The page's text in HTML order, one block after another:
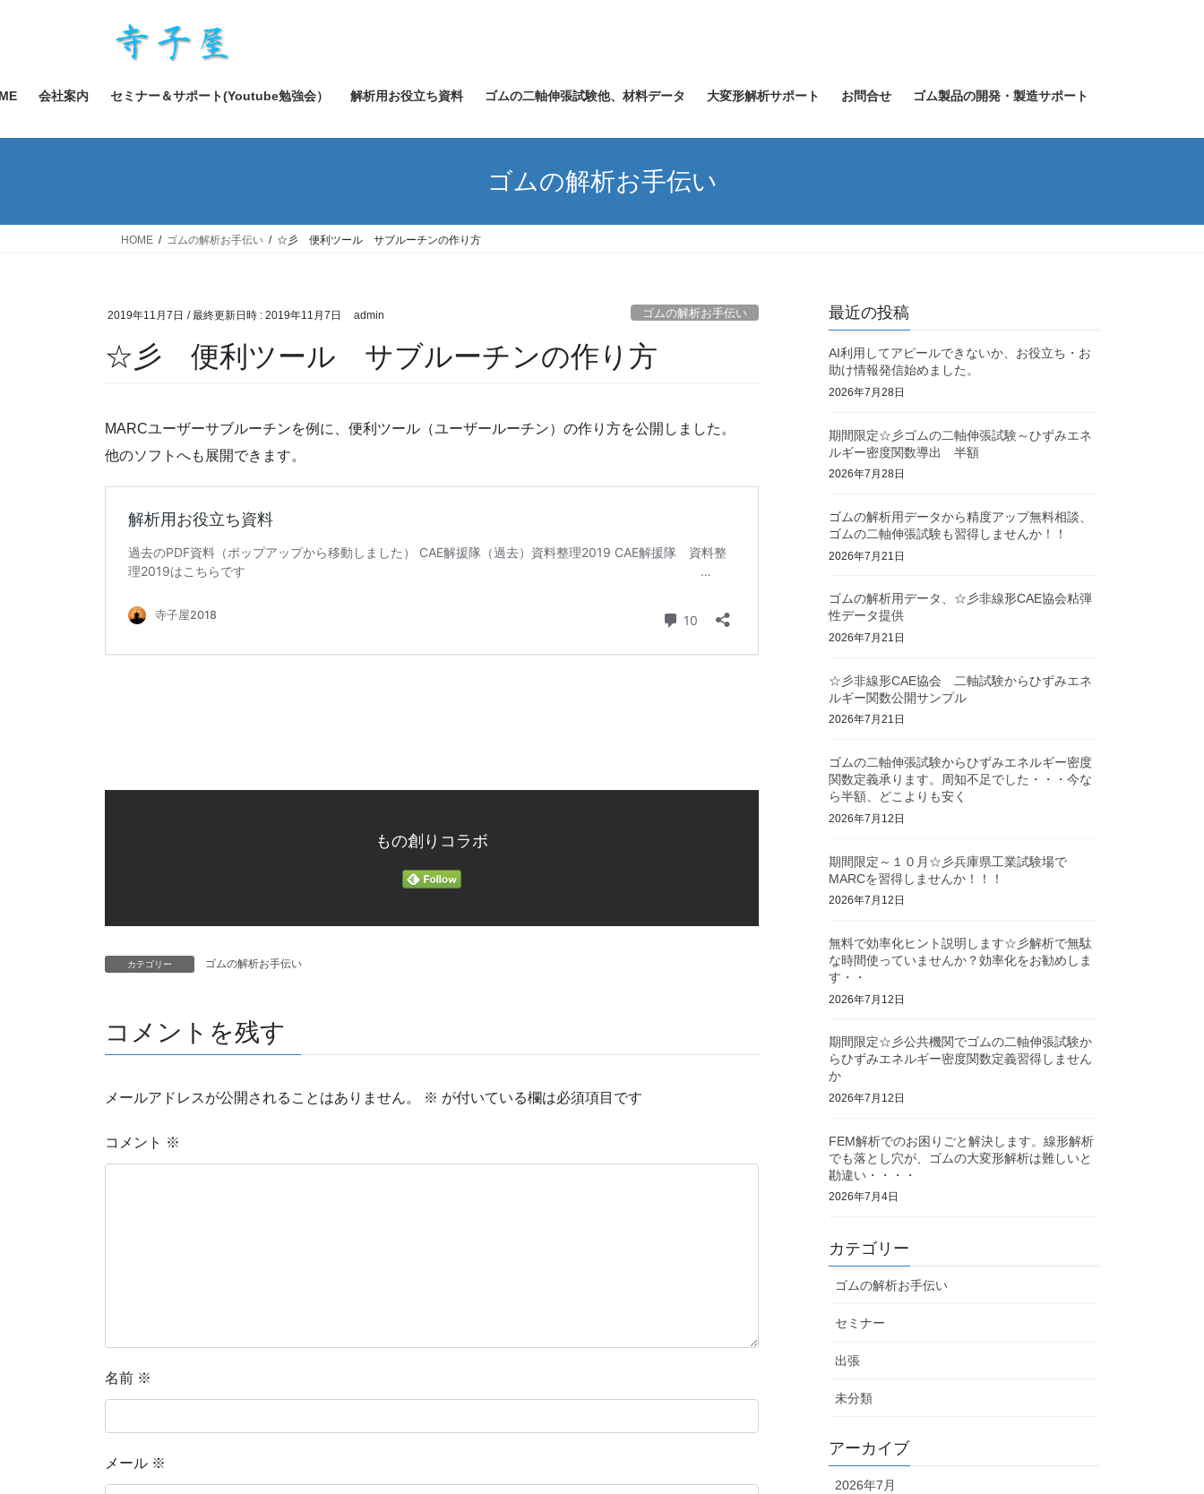
ツ
ス
シ
ン
会社案内 セミナー＆サポート(Youtube勉強会） 解析用お役立ち資料 ゴムの二軸伸張試験他、材料データ 大変形解析サポート お問合せ ゴム製品の開発・製造サポート
ゴムの解析お手伝い
HOME ゴムの解析お手伝い ☆彡 便利ツール サブルーチンの作り方
2019年11月7日 / 最終更新日時 : 2019年11月7日 admin ゴムの解析お手伝い
☆彡 便利ツール サブルーチンの作り方
MARCユーザーサブルーチンを例に、便利ツール（ユーザールーチン）の作り方を公開しました。
他のソフトへも展開できます。
もの創りコラボ
カテゴリー ゴムの解析お手伝い
コメントを残す
メールアドレスが公開されることはありません。 ※ が付いている欄は必須項目です
コメント ※
名前 ※
メール ※
最近の投稿
AI利用してアピールできないか、お役立ち・お
助け情報発信始めました。
2026年7月28日
期間限定☆彡ゴムの二軸伸張試験～ひずみエネ
ルギー密度関数導出 半額
2026年7月28日
ゴムの解析用データから精度アップ無料相談、
ゴムの二軸伸張試験も習得しませんか！！
2026年7月21日
ゴムの解析用データ、☆彡非線形CAE協会粘弾
性データ提供
2026年7月21日
☆彡非線形CAE協会 二軸試験からひずみエネ
ルギー関数公開サンプル
2026年7月21日
ゴムの二軸伸張試験からひずみエネルギー密度
関数定義承ります。周知不足でした・・・今な
ら半額、どこよりも安く
2026年7月12日
期間限定～１０月☆彡兵庫県工業試験場で
MARCを習得しませんか！！！
2026年7月12日
無料で効率化ヒント説明します☆彡解析で無駄
な時間使っていませんか？効率化をお勧めしま
す・・
2026年7月12日
期間限定☆彡公共機関でゴムの二軸伸張試験か
らひずみエネルギー密度関数定義習得しません
か
2026年7月12日
FEM解析でのお困りごと解決します。線形解析
でも落とし穴が、ゴムの大変形解析は難しいと
勘違い・・・・
2026年7月4日
カテゴリー
ゴムの解析お手伝い
セミナー
出張
未分類
アーカイブ
2026年7月